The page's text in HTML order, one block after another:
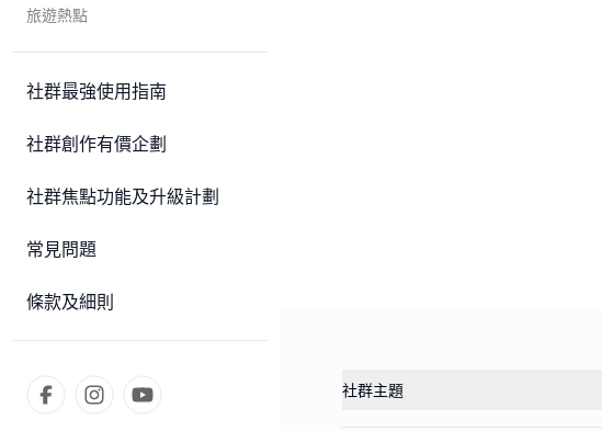
旅遊熱點
社群最強使用指南
社群創作有價企劃
社群焦點功能及升級計劃
常見問題
條款及細則
社群主題